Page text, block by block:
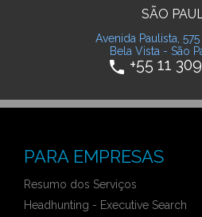
SÃO
Avenida Paulista,
Bela Vista - São
phone +55 11
PARA EMPRESAS
Resumo dos Serviços
Headhunting - Executive Search